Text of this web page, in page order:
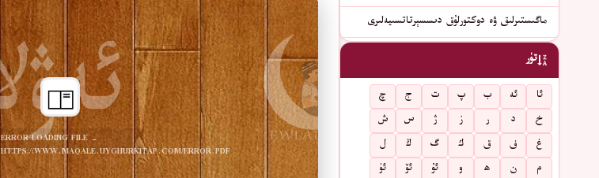
ERROR LOADING FILE -
HTTPS://WWW.MAQALE.UYGHURKITAP.COM/ERROR.PDF
ماگىستىرلىق ۋە دوكتورلۇق دىسسېرتاتسىيەلىرى
تۈر
ئا ئە ب پ ت ج
چ
خ
د ر ز ژ س
ش
غ
ف ق ك گ ڭ
ل
م
ن ھ و ئۇ ئۆ
ئۈ